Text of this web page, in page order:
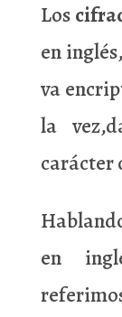
Los
en
va
la
carácter
en